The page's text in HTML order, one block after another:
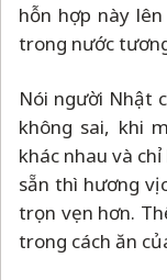
hỗn hợp này
trong nước
Nói người Nhật
không sai, khi
khác nhau và
sẵn thì hương vị
trọn vẹn hơn.
trong cách ăn